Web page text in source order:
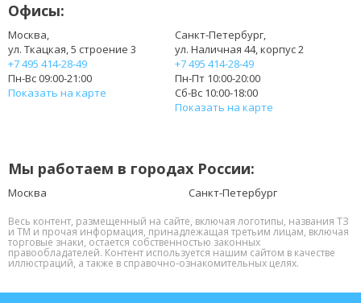
BT.00603.111
BT.00603.117
BT.00603.124
BT.00603.129
BT.00604.049
BT.00607.125
BT.00607.126
BT.00607.130
CL1741B.806
LC.BTP0A.015
Офисы:
Москва,
ул. Ткацкая, 5 строение 3
+7 495 414-28-49
Пн-Вс 09:00-21:00
Показать на карте
Санкт-Петербург,
ул. Наличная 44, корпус 2
+7 495 414-28-49
Пн-Пт 10:00-20:00
Сб-Вс 10:00-18:00
Показать на карте
Мы работаем в городах России:
Москва Санкт-Петербург
Весь контент, размещенный на сайте, включая логотипы, названия ТЗ
и ТМ и прочая информация, принадлежащая третьим лицам, включая
торговые знаки, остается собственностью законных
правообладателей. Контент используется нашим сайтом в качестве
иллюстраций, а также в справочно-ознакомительных целях.